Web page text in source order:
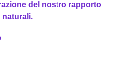
del nostro rapporto
naturali.